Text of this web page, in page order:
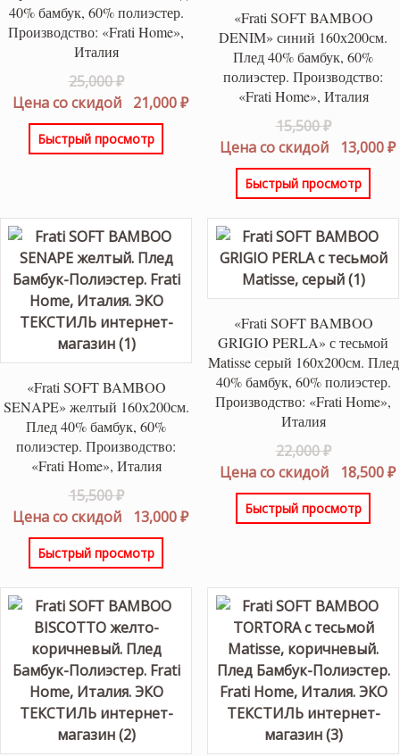
40% бамбук, 60% полиэстер.
Производство: «Frati Home»,
Италия
25,000₽Первоначальная
цена
составляла
25,000 ₽.
Цена со скидой 21,000₽Текущая
21,000 ₽.
Быстрый просмотр
«Frati SOFT BAMBOO
DENIM» синий 160х200см.
Плед 40% бамбук, 60%
полиэстер. Производство:
«Frati Home», Италия
15,500₽
цена
15,500 ₽.
Цена со скидой 13,000₽
Быстрый просмотр
«Frati SOFT BAMBOO
SENAPE» желтый 160х200см.
Плед 40% бамбук, 60%
полиэстер. Производство:
«Frati Home», Италия
15,500₽Первоначальная
цена
составляла
15,500 ₽.
Цена со скидой 13,000₽Текущая
Быстрый просмотр
«Frati SOFT BAMBOO
GRIGIO PERLA» с тесьмой
Matisse серый 160х200см. Плед
40% бамбук, 60% полиэстер.
Производство: «Frati Home»,
Италия
22,000₽
цена
22,000 ₽.
Цена со скидой 18,500₽
Быстрый просмотр